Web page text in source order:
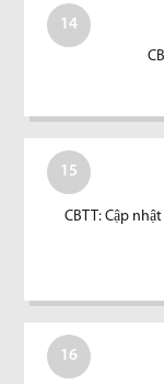
14
15
CBTT: Cập
16